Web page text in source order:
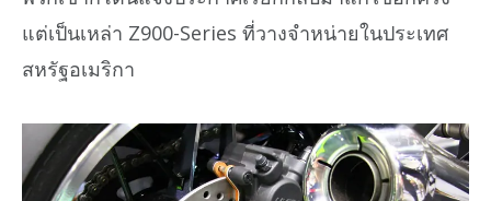
แต่เป็นเหล่า Z900-Series ที่วางจำหน่ายในประเทศ
สหรัฐอเมริกา